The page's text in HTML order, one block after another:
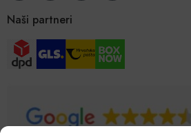
Naši partneri